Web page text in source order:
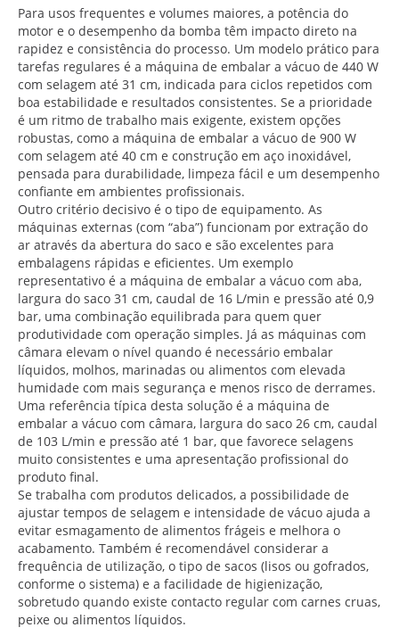
Para usos frequentes e volumes maiores, a potência do
motor e o desempenho da bomba têm impacto direto na
rapidez e consistência do processo. Um modelo prático para
tarefas regulares é a máquina de embalar a vácuo de 440 W
com selagem até 31 cm, indicada para ciclos repetidos com
boa estabilidade e resultados consistentes. Se a prioridade
é um ritmo de trabalho mais exigente, existem opções
robustas, como a máquina de embalar a vácuo de 900 W
com selagem até 40 cm e construção em aço inoxidável,
pensada para durabilidade, limpeza fácil e um desempenho
confiante em ambientes profissionais.
Outro critério decisivo é o tipo de equipamento. As
máquinas externas (com “aba”) funcionam por extração do
ar através da abertura do saco e são excelentes para
embalagens rápidas e eficientes. Um exemplo
representativo é a máquina de embalar a vácuo com aba,
largura do saco 31 cm, caudal de 16 L/min e pressão até 0,9
bar, uma combinação equilibrada para quem quer
produtividade com operação simples. Já as máquinas com
câmara elevam o nível quando é necessário embalar
líquidos, molhos, marinadas ou alimentos com elevada
humidade com mais segurança e menos risco de derrames.
Uma referência típica desta solução é a máquina de
embalar a vácuo com câmara, largura do saco 26 cm, caudal
de 103 L/min e pressão até 1 bar, que favorece selagens
muito consistentes e uma apresentação profissional do
produto final.
Se trabalha com produtos delicados, a possibilidade de
ajustar tempos de selagem e intensidade de vácuo ajuda a
evitar esmagamento de alimentos frágeis e melhora o
acabamento. Também é recomendável considerar a
frequência de utilização, o tipo de sacos (lisos ou gofrados,
conforme o sistema) e a facilidade de higienização,
sobretudo quando existe contacto regular com carnes cruas,
peixe ou alimentos líquidos.